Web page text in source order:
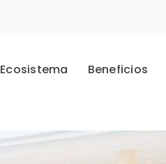
Ecosistema Beneficios